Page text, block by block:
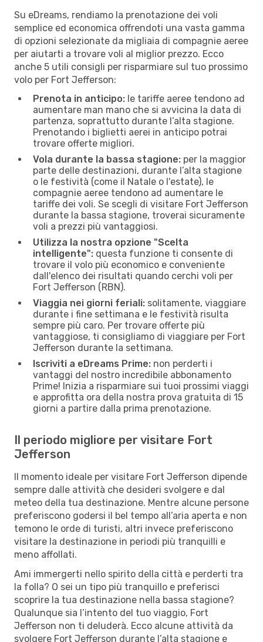
Su eDreams, rendiamo la prenotazione dei voli
semplice ed economica offrendoti una vasta gamma
di opzioni selezionate da migliaia di compagnie aeree
per aiutarti a trovare voli al miglior prezzo. Ecco
anche 5 utili consigli per risparmiare sul tuo prossimo
volo per Fort Jefferson:
Prenota in anticipo: le tariffe aeree tendono ad
aumentare man mano che si avvicina la data di
partenza, soprattutto durante l’alta stagione.
Prenotando i biglietti aerei in anticipo potrai
trovare offerte migliori.
Vola durante la bassa stagione: per la maggior
parte delle destinazioni, durante l’alta stagione
o le festività (come il Natale o l'estate), le
compagnie aeree tendono ad aumentare le
tariffe dei voli. Se scegli di visitare Fort Jefferson
durante la bassa stagione, troverai sicuramente
voli a prezzi più vantaggiosi.
Utilizza la nostra opzione "Scelta
intelligente": questa funzione ti consente di
trovare il volo più economico e conveniente
dall'elenco dei risultati quando cerchi voli per
Fort Jefferson (RBN).
Viaggia nei giorni feriali: solitamente, viaggiare
durante i fine settimana e le festività risulta
sempre più caro. Per trovare offerte più
vantaggiose, ti consigliamo di viaggiare per Fort
Jefferson durante la settimana.
Iscriviti a eDreams Prime: non perderti i
vantaggi del nostro incredibile abbonamento
Prime! Inizia a risparmiare sui tuoi prossimi viaggi
e approfitta ora della nostra prova gratuita di 15
giorni a partire dalla prima prenotazione.
Il periodo migliore per visitare Fort
Jefferson
Il momento ideale per visitare Fort Jefferson dipende
sempre dalle attività che desideri svolgere e dal
meteo della tua destinazione. Mentre alcune persone
preferiscono godersi il bel tempo all’aria aperta e non
temono le orde di turisti, altri invece preferiscono
visitare la destinazione in periodi più tranquilli e
meno affollati.
Ami immergerti nello spirito della città e perderti tra
la folla? O sei un tipo più tranquillo e preferisci
scoprire la tua destinazione nella bassa stagione?
Qualunque sia l’intento del tuo viaggio, Fort
Jefferson non ti deluderà. Ecco alcune attività da
svolgere Fort Jefferson durante l’alta stagione e